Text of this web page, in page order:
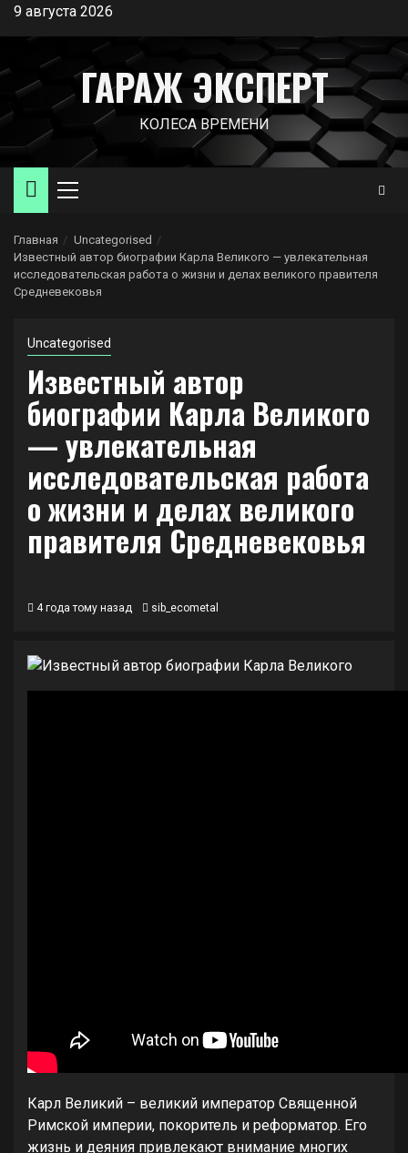
Перейти
содержимому
9 августа 2026
ГАРАЖ ЭКСПЕРТ
КОЛЕСА ВРЕМЕНИ
Основное
Главная
Uncategorised
Известный автор биографии Карла Великого — увлекательная
исследовательская работа о жизни и делах великого правителя
Средневековья
Uncategorised
Известный автор
биографии Карла Великого
— увлекательная
исследовательская работа
о жизни и делах великого
правителя Средневековья
4 года тому назад sib_ecometal
Карл Великий – великий император Священной
Римской империи, покоритель и реформатор. Его
жизнь и деяния привлекают внимание многих